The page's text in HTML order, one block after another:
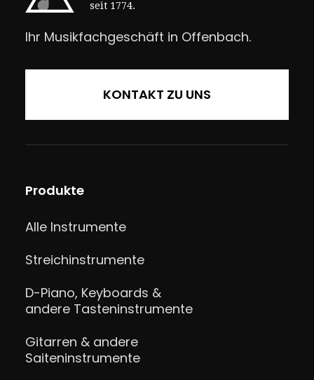
seit 1774.
Ihr Musikfachgeschäft in Offenbach.
KONTAKT ZU UNS
Produkte
Alle Instrumente
Streichinstrumente
D-Piano, Keyboards &
andere Tasteninstrumente
Gitarren & andere
Saiteninstrumente